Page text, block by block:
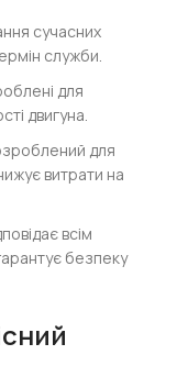
сучасних
служби.
для
двигуна.
для
витрати на
всім
безпеку